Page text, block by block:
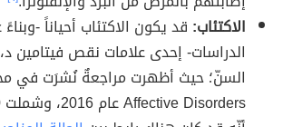
الاكتئاب: قد يكون الاكتئاب أحياناً -
الدراسات- إحدى علامات نقص فيتامين